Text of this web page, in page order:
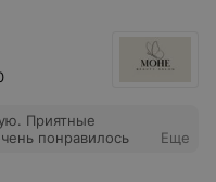
Приятные
понравилось
Еще